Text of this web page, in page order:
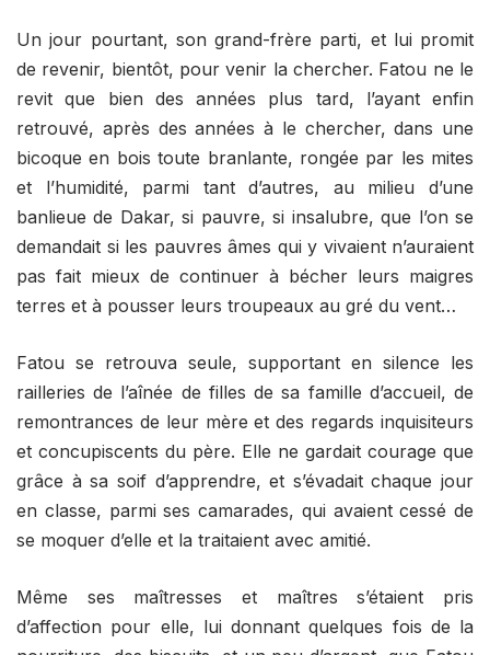
Un jour pourtant, son grand-frère parti, et lui promit
de revenir, bientôt, pour venir la chercher. Fatou ne le
revit que bien des années plus tard, l’ayant enfin
retrouvé, après des années à le chercher, dans une
bicoque en bois toute branlante, rongée par les mites
et l’humidité, parmi tant d’autres, au milieu d’une
banlieue de Dakar, si pauvre, si insalubre, que l’on se
demandait si les pauvres âmes qui y vivaient n’auraient
pas fait mieux de continuer à bécher leurs maigres
terres et à pousser leurs troupeaux au gré du vent…
Fatou se retrouva seule, supportant en silence les
railleries de l’aînée de filles de sa famille d’accueil, de
remontrances de leur mère et des regards inquisiteurs
et concupiscents du père. Elle ne gardait courage que
grâce à sa soif d’apprendre, et s’évadait chaque jour
en classe, parmi ses camarades, qui avaient cessé de
se moquer d’elle et la traitaient avec amitié.
Même ses maîtresses et maîtres s’étaient pris
d’affection pour elle, lui donnant quelques fois de la